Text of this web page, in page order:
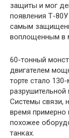
защиты и мог
появления Т-
самым
воплощенным в
60-тонный
двигателем
торте стало
разрушительной
Системы связи,
время примерно
похожее
танках.